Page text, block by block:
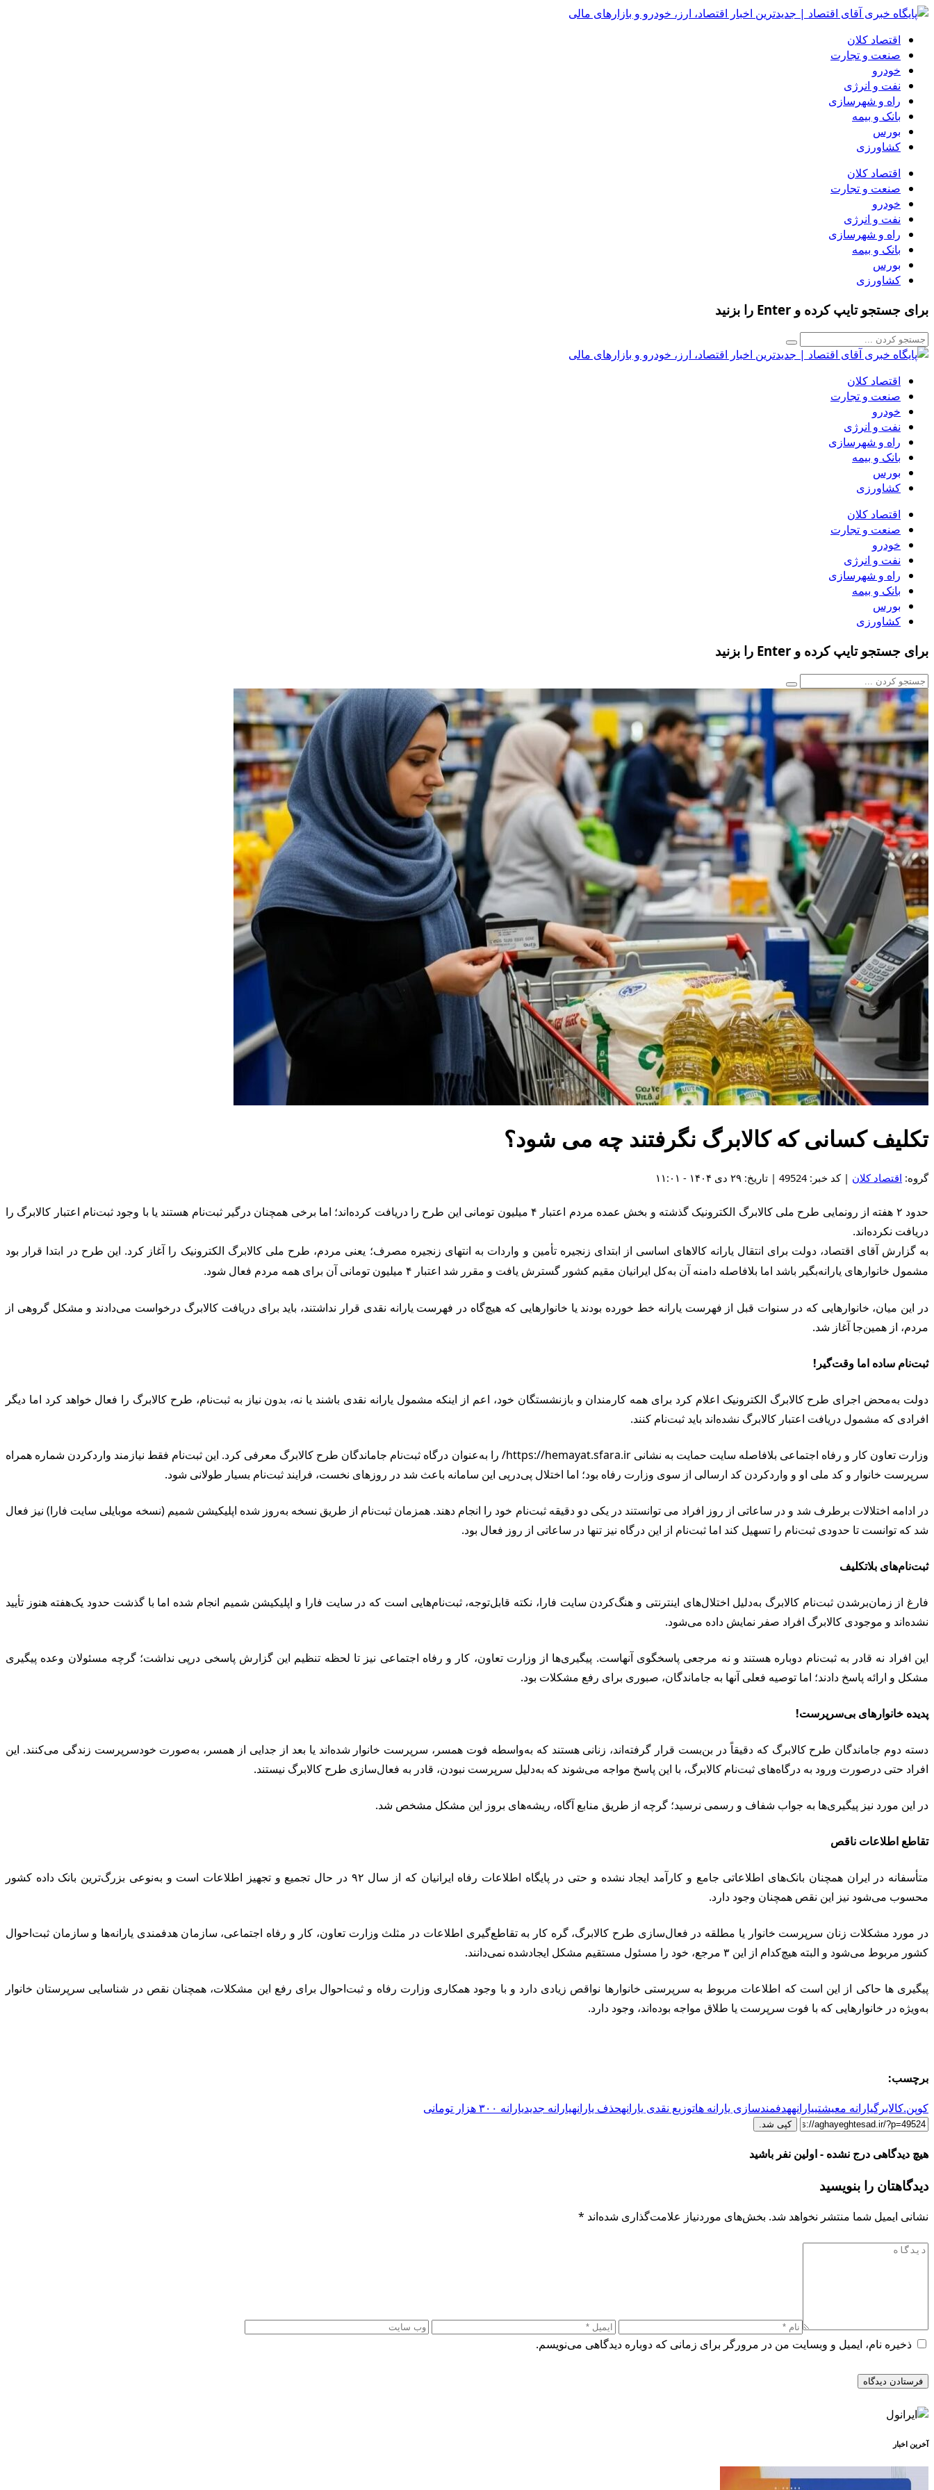
اقتصاد کلان
صنعت و تجارت
خودرو
نفت و انرژی
راه و شهرسازی
بانک و بیمه
بورس
کشاورزی
اقتصاد کلان
صنعت و تجارت
خودرو
نفت و انرژی
راه و شهرسازی
بانک و بیمه
بورس
کشاورزی
برای جستجو تایپ کرده و Enter را بزنید
اقتصاد کلان
صنعت و تجارت
خودرو
نفت و انرژی
راه و شهرسازی
بانک و بیمه
بورس
کشاورزی
اقتصاد کلان
صنعت و تجارت
خودرو
نفت و انرژی
راه و شهرسازی
بانک و بیمه
بورس
کشاورزی
برای جستجو تایپ کرده و Enter را بزنید
تکلیف کسانی که کالابرگ نگرفتند چه می شود؟
گروه: اقتصاد کلان | کد خبر: 49524 | تاریخ: ۲۹ دی ۱۴۰۴ - ۱۱:۰۱
حدود ۲ هفته از رونمایی طرح ملی کالابرگ الکترونیک گذشته و بخش عمده مردم اعتبار ۴ میلیون تومانی این طرح را دریافت کرده‌اند؛ اما برخی همچنان درگیر ثبت‌نام هستند یا با وجود ثبت‌نام اعتبار کالابرگ را
دریافت نکرده‌اند.
به گزارش آقای اقتصاد، دولت برای انتقال یارانه کالاهای اساسی از ابتدای زنجیره تأمین و واردات به انتهای زنجیره مصرف؛ یعنی مردم، طرح ملی کالابرگ الکترونیک را آغاز کرد. این طرح در ابتدا قرار بود
مشمول خانوارهای یارانه‌بگیر باشد اما بلافاصله دامنه آن به‌کل ایرانیان مقیم کشور گسترش یافت و مقرر شد اعتبار ۴ میلیون تومانی آن برای همه مردم فعال شود.
در این میان، خانوارهایی که در سنوات قبل از فهرست یارانه خط خورده بودند یا خانوارهایی که هیچ‌گاه در فهرست یارانه نقدی قرار نداشتند، باید برای دریافت کالابرگ درخواست می‌دادند و مشکل گروهی از
مردم، از همین‌جا آغاز شد.
ثبت‌نام ساده اما وقت‌گیر!
دولت به‌محض اجرای طرح کالابرگ الکترونیک اعلام کرد برای همه کارمندان و بازنشستگان خود، اعم از اینکه مشمول یارانه نقدی باشند یا نه، بدون نیاز به ثبت‌نام، طرح کالابرگ را فعال خواهد کرد اما دیگر
افرادی که مشمول دریافت اعتبار کالابرگ نشده‌اند باید ثبت‌نام کنند.
وزارت تعاون کار و رفاه اجتماعی بلافاصله سایت حمایت به نشانی https://hemayat.sfara.ir/ را به‌عنوان درگاه ثبت‌نام جاماندگان طرح کالابرگ معرفی کرد. این ثبت‌نام فقط نیازمند واردکردن شماره همراه
سرپرست خانوار و کد ملی او و واردکردن کد ارسالی از سوی وزارت رفاه بود؛ اما اختلال پی‌درپی این سامانه باعث شد در روزهای نخست، فرایند ثبت‌نام بسیار طولانی شود.
در ادامه اختلالات برطرف شد و در ساعاتی از روز افراد می توانستند در یکی دو دقیقه ثبت‌نام خود را انجام دهند. همزمان ثبت‌نام از طریق نسخه به‌روز شده اپلیکیشن شمیم (نسخه موبایلی سایت فارا) نیز فعال
شد که توانست تا حدودی ثبت‌نام را تسهیل کند اما ثبت‌نام از این درگاه نیز تنها در ساعاتی از روز فعال بود.
ثبت‌نام‌های بلاتکلیف
فارغ از زمان‌برشدن ثبت‌نام کالابرگ به‌دلیل اختلال‌های اینترنتی و هنگ‌کردن سایت فارا، نکته قابل‌توجه، ثبت‌نام‌هایی است که در سایت فارا و اپلیکیشن شمیم انجام شده اما با گذشت حدود یک‌هفته هنوز تأیید
نشده‌اند و موجودی کالابرگ افراد صفر نمایش داده می‌شود.
این افراد نه قادر به ثبت‌نام دوباره هستند و نه مرجعی پاسخگوی آنهاست. پیگیری‌ها از وزارت تعاون، کار و رفاه اجتماعی نیز تا لحظه تنظیم این گزارش پاسخی درپی نداشت؛ گرچه مسئولان وعده پیگیری
مشکل و ارائه پاسخ دادند؛ اما توصیه فعلی آنها به جاماندگان، صبوری برای رفع مشکلات بود.
پدیده خانوارهای بی‌سرپرست!
دسته دوم جاماندگان طرح کالابرگ که دقیقاً در بن‌بست قرار گرفته‌اند، زنانی هستند که به‌واسطه فوت همسر، سرپرست خانوار شده‌اند یا بعد از جدایی از همسر، به‌صورت خودسرپرست زندگی می‌کنند. این
افراد حتی درصورت ورود به درگاه‌های ثبت‌نام کالابرگ، با این پاسخ مواجه می‌شوند که به‌دلیل سرپرست نبودن، قادر به فعال‌سازی طرح کالابرگ نیستند.
در این مورد نیز پیگیری‌ها به جواب شفاف و رسمی نرسید؛ گرچه از طریق منابع آگاه، ریشه‌های بروز این مشکل مشخص شد.
تقاطع اطلاعات ناقص
متأسفانه در ایران همچنان بانک‌های اطلاعاتی جامع و کارآمد ایجاد نشده و حتی در پایگاه اطلاعات رفاه ایرانیان که از سال ۹۲ در حال تجمیع و تجهیز اطلاعات است و به‌نوعی بزرگ‌ترین بانک داده کشور
محسوب می‌شود نیز این نقص همچنان وجود دارد.
در مورد مشکلات زنان سرپرست خانوار یا مطلقه در فعال‌سازی طرح کالابرگ، گره کار به تقاطع‌گیری اطلاعات در مثلث وزارت تعاون، کار و رفاه اجتماعی، سازمان هدفمندی یارانه‌ها و سازمان ثبت‌احوال
کشور مربوط می‌شود و البته هیچ‌کدام از این ۳ مرجع، خود را مسئول مستقیم مشکل ایجادشده نمی‌دانند.
پیگیری ها حاکی از این است که اطلاعات مربوط به سرپرستی خانوارها نواقص زیادی دارد و با وجود همکاری وزارت رفاه و ثبت‌احوال برای رفع این مشکلات، همچنان نقص در شناسایی سرپرستان خانوار
به‌ویژه در خانوارهایی که با فوت سرپرست یا طلاق مواجه بوده‌اند، وجود دارد.
برچسب:
کوپن.کالابرگیارانه معیشتییارانههدفمندسازی یارانه هاتوزیع نقدی یارانهحذف یارانهیارانه جدیدیارانه ۳۰۰ هزار تومانی
کپی شد.
هیچ دیدگاهی درج نشده - اولین نفر باشید
دیدگاهتان را بنویسید
نشانی ایمیل شما منتشر نخواهد شد. بخش‌های موردنیاز علامت‌گذاری شده‌اند *
ذخیره نام، ایمیل و وبسایت من در مرورگر برای زمانی که دوباره دیدگاهی می‌نویسم.
آخرین اخبار